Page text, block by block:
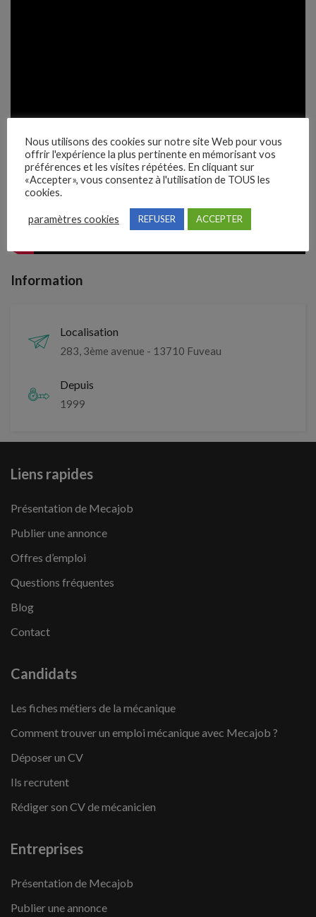
Information
Localisation
283, 3ème avenue - 13710 Fuveau
Depuis
1999
Liens rapides
Présentation de Mecajob
Publier une annonce
Offres d’emploi
Questions fréquentes
Blog
Contact
Candidats
Les fiches métiers de la mécanique
Comment trouver un emploi mécanique avec Mecajob ?
Déposer un CV
Ils recrutent
Rédiger son CV de mécanicien
Entreprises
Présentation de Mecajob
Publier une annonce
Nous utilisons des cookies sur notre site Web pour vous
offrir l'expérience la plus pertinente en mémorisant vos
préférences et les visites répétées. En cliquant sur
«Accepter», vous consentez à l'utilisation de TOUS les
cookies.
paramètres cookies REFUSER ACCEPTER